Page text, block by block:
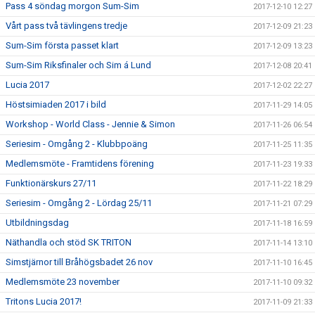
Pass 4 söndag morgon Sum-Sim 2017-12-10 12:27
Vårt pass två tävlingens tredje 2017-12-09 21:23
Sum-Sim första passet klart 2017-12-09 13:23
Sum-Sim Riksfinaler och Sim á Lund 2017-12-08 20:41
Lucia 2017 2017-12-02 22:27
Höstsimiaden 2017 i bild 2017-11-29 14:05
Workshop - World Class - Jennie & Simon 2017-11-26 06:54
Seriesim - Omgång 2 - Klubbpoäng 2017-11-25 11:35
Medlemsmöte - Framtidens förening 2017-11-23 19:33
Funktionärskurs 27/11 2017-11-22 18:29
Seriesim - Omgång 2 - Lördag 25/11 2017-11-21 07:29
Utbildningsdag 2017-11-18 16:59
Näthandla och stöd SK TRITON 2017-11-14 13:10
Simstjärnor till Bråhögsbadet 26 nov 2017-11-10 16:45
Medlemsmöte 23 november 2017-11-10 09:32
Tritons Lucia 2017! 2017-11-09 21:33